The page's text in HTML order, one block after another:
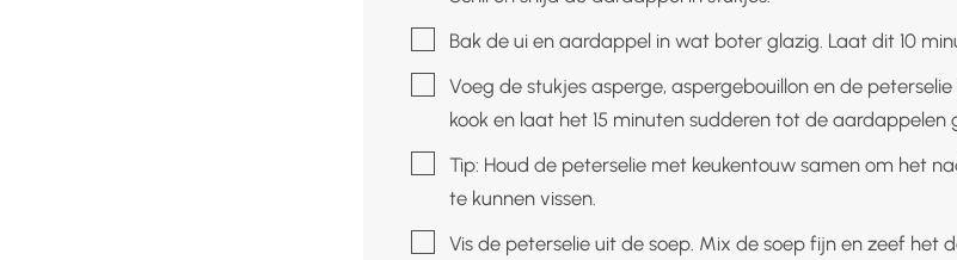
▢Bak de ui en aardappel in wat boter glazig. Laat dit 10
▢Voeg de stukjes asperge, aspergebouillon en de
kook en laat het 15 minuten sudderen tot de aardappelen
▢
Tip: Houd de peterselie met keukentouw samen om het
te kunnen vissen.
▢Vis de peterselie uit de soep. Mix de soep fijn en zeef het